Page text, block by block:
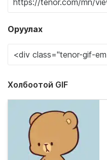
Оруулах
Холбоотой GIF